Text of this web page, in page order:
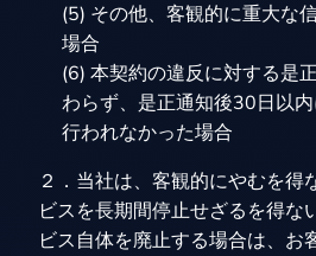
(5) その他、客観的に重大な
場合
(6) 本契約の違反に対する是
わらず、是正通知後30日以
行われなかった場合
２．当社は、客観的にやむを得
ビスを長期間停止せざるを得な
ビス自体を廃止する場合は、お